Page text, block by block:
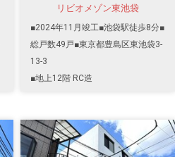
リビオメゾン東池袋
■2024年11月竣工■池袋駅徒歩8分■
総戸数49戸■東京都豊島区東池袋3-
13-3
■地上12階 RC造